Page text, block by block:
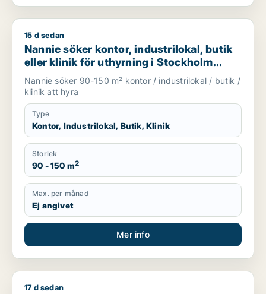
Nannie söker kontor, industrilokal, butik eller klinik för
15 d sedan
Nannie söker kontor, industrilokal, butik
eller klinik för uthyrning i Stockholm
Innerstad, Kungsholmen eller Vasastan
m.fl.
Nannie söker 90-150 m² kontor / industrilokal / butik /
klinik att hyra
Type
Kontor, Industrilokal, Butik, Klinik
Storlek
90 - 150 m2
Max. per månad
Ej angivet
Mer info
Mariella söker klinik för uthyrning i Stockholm
17 d sedan